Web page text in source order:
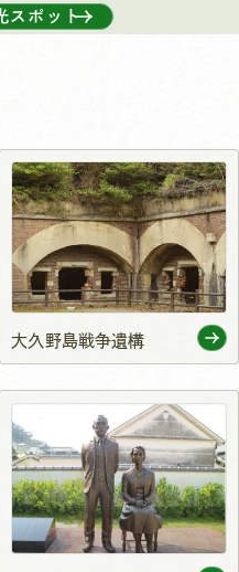
スポット
大久野島戦争遺構